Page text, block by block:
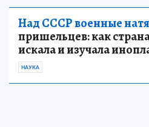
Над СССР военные
пришельцев: как
искала и изучала
НАУКА